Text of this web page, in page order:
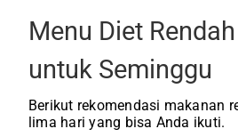
Menu Diet
untuk Seminggu
Berikut rekomendasi makanan
lima hari yang bisa Anda ikuti.